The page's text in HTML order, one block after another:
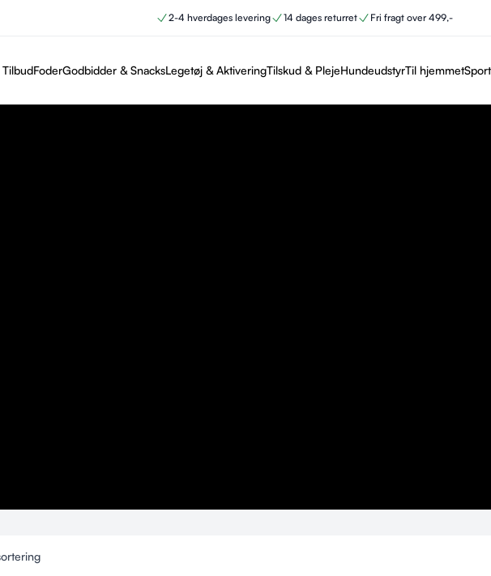
2-4 hverdages levering 14 dages returret Fri fragt over 499,-
TilbudFoderGodbidder & SnacksLegetøj & AktiveringTilskud & PlejeHundeudstyrTil hjemmet